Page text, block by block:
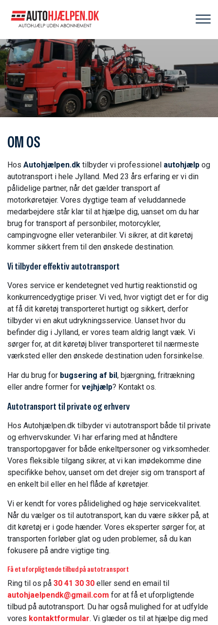
hovedindhold
OM OS
Hos Autohjælpen.dk tilbyder vi professionel autohjælp og
autotransport i hele Jylland. Med 23 års erfaring er vi din
pålidelige partner, når det gælder transport af
motorkøretøjer. Vores dygtige team af veluddannede
medarbejdere står klar til at hjælpe dig, uanset om du har
brug for transport af personbiler, motorcykler,
campingvogne eller veteranbiler. Vi sikrer, at dit køretøj
kommer sikkert frem til den ønskede destination.
Vi tilbyder effektiv autotransport
Vores service er kendetegnet ved hurtig reaktionstid og
konkurrencedygtige priser. Vi ved, hvor vigtigt det er for dig
at få dit køretøj transporteret hurtigt og sikkert, derfor
tilbyder vi en akut udrykningsservice. Uanset hvor du
befinder dig i Jylland, er vores team aldrig langt væk. Vi
sørger for, at dit køretøj bliver transporteret til nærmeste
værksted eller den ønskede destination uden forsinkelse.
Har du brug for bugsering af bil, bjærgning, fritrækning
eller andre former for vejhjælp? Kontakt os.
Autotransport til private og erhverv
Hos Autohjælpen.dk tilbyder vi autotransport både til private
og erhvervskunder. Vi har erfaring med at håndtere
transportopgaver for både enkeltpersoner og virksomheder.
Vores fleksible tilgang sikrer, at vi kan imødekomme dine
specifikke behov, uanset om det drejer sig om transport af
en enkelt bil eller en hel flåde af køretøjer.
Vi er kendt for vores pålidelighed og høje servicekvalitet.
Når du vælger os til autotransport, kan du være sikker på, at
dit køretøj er i gode hænder. Vores eksperter sørger for, at
transporten forløber glat og uden problemer, så du kan
fokusere på andre vigtige ting.
Få et uforpligtende tilbud på autotransport
Ring til os på 30 41 30 30 eller send en email til
autohjaelpendk@gmail.com for at få et uforpligtende
tilbud på autotransport. Du har også mulighed for at udfylde
vores kontaktformular. Vi glæder os til at hjælpe dig med